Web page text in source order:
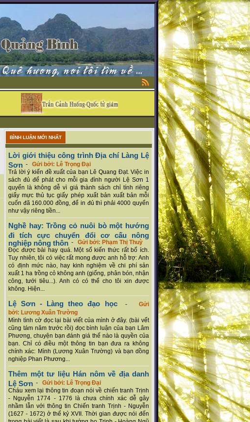
BÌNH LUẬN MỚI NHẤT
Lời giới thiệu công trình Địa chí Làng Lệ
Sơn - Gửi bởi: Lê Trọng Đại
Trả lời ý kiến đề xuất của bạn Lê Quang Đạt. Việc in
sách đủ để phát cho mỗi gia đình người Lệ Sơn 1
quyển là không dễ vì giá thành sách chỉ tính riêng
giấy mực thủ tục giấy phép xuất bản xuất bản mỗi
cuốn đã 160.000 đồng, để in đủ thì phải 4000 quyển
như vậy riêng tiền...
Nghề hay: Trồng cỏ nuôi bò một hướng
đi tích cực chuyển đổi cơ cấu nông
nghiệp nông thôn - Gửi bởi: Phạm Thị Thuỳ
Đọc được bài hay quá. Một số kiến thức rất bổ ích.
Tuy nhiên, tôi có việc rất mong được anh hỗ trợ: Anh
có định mức nào, hay kinh nghiệm về chi phí sản
xuất 1 ha trồng cỏ không anh (giống, phân bón, nhận
công, tưới tiêu...). Anh có có thể cho tôi xin được
không. Hiện...
Lệ Sơn - Làng theo đạo học-Gửi
bởi: Lương Xuân Trường
Mình tình cờ đọc lại bài viết của mình ở đây. (bài vết
cũng tám năm trước rồi) đọc bình luận của bạn Lâm
Phương, chuyện bạn đánh giá thế nào là quyền của
bạn. Chỉ có điều một thông tin bạn đưa ra không
chính xác: Mình (Lương Xuân Trường) và bạn dồng
nghiệp Phan Phương...
Thêm một tư liệu Hán nôm về địa danh
Lệ Sơn - Gửi bởi: Lê Trọng Đại
Cháu xem lại thông tin đoạn nói về chiến tranh Trịnh
- Nguyễn 1774 - 1776 là chưa chính xác dễ gây
nhầm lẫn với thông tin Chiến tranh Trịnh - Nguyễn
(1627 - 1672) ở thế kỷ XVII. Thời gian được nói đến